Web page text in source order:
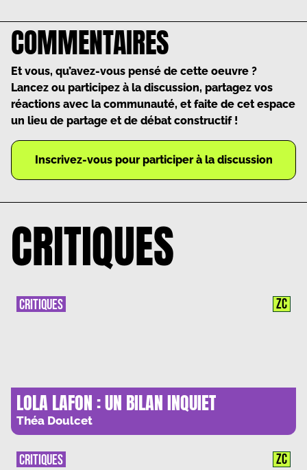
COMMENTAIRES
Et vous, qu’avez-vous pensé de cette oeuvre ?
Lancez ou participez à la discussion, partagez vos
réactions avec la communauté, et faite de cet espace
un lieu de partage et de débat constructif !
Inscrivez-vous pour participer à la discussion
CRITIQUES
LOLA LAFON : UN BILAN INQUIET
Théa Doulcet
CRITIQUES ZC
CRITIQUES ZC